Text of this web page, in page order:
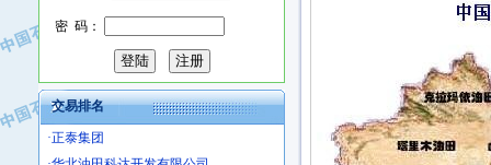
密 码：
交易排名
·萍乡市庞泰化工填料有限公司
·上海宝钢商贸有限公司
·辽河石油勘探局总机械厂
·正泰集团
·华北油田科达开发有限公司